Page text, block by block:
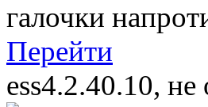
галочки
Перейти
ess4.2.40.10,